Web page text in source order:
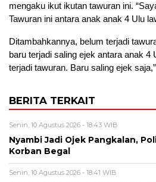
mengaku ikut ikutan tawuran ini.
Tawuran ini antara anak anak 4 Ulu
Ditambahkannya, belum terjadi
baru terjadi saling ejek antara anak 4
terjadi tawuran. Baru saling ejek
BERITA TERKAIT
Senin, 10 Agustus 2026 - 18:43 WIB
Nyambi Jadi Ojek Pangkalan,
Korban Begal
Senin, 10 Agustus 2026 - 18:41 WIB